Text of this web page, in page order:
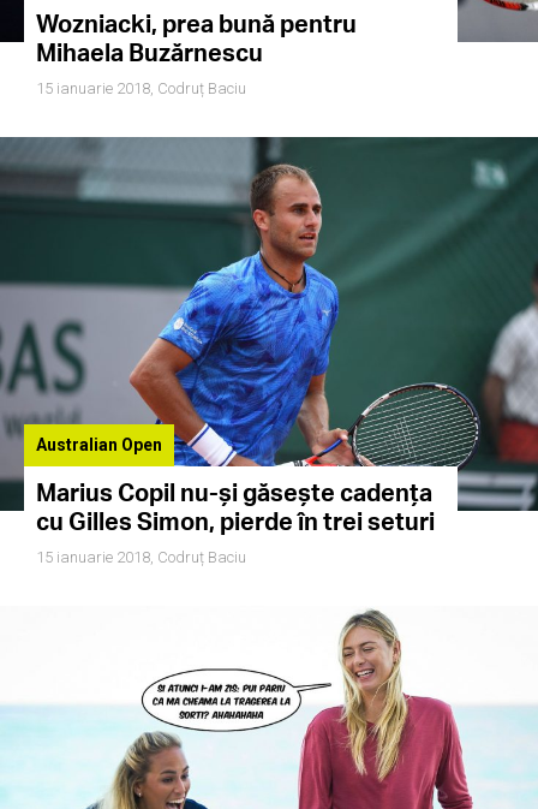
Wozniacki, prea bună pentru
Mihaela Buzărnescu
15 ianuarie 2018, Codruț Baciu
Australian Open
Marius Copil nu-și găsește cadența
cu Gilles Simon, pierde în trei seturi
15 ianuarie 2018, Codruț Baciu